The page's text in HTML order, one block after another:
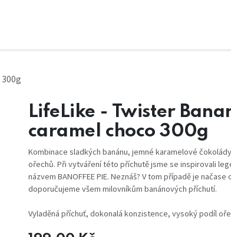
LifeLike - Twister
caramel choco 300g
Kombinace sladkých banánu, jemné karamelové
ořechů. Při vytváření této příchutě jsme se inspirovali
názvem BANOFFEE PIE. Neznáš? V tom případě je
doporučujeme všem milovníkům banánových příchutí.
Vyladěná příchuť, dokonalá konzistence, vysoký podíl